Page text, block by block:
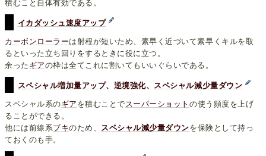
積むこと自体有効である。
イカダッシュ速度アップ
カーボンローラーは射程が短いため、素早く近づいて素早くキルを取
るといった立ち回りをするときに役に立つ。
余った ギアの枠は全てこれに割いてもいいぐらいである。
スペシャル増加量アップ、 逆境強化、 スペシャル減少量ダウン
スペシャル系のギア を積むことでスーパーショット の使う頻度を上げ
ることができる。
他には前線系ブキのため、 スペシャル減少量ダウンを保険として持っ
ておくのも手。